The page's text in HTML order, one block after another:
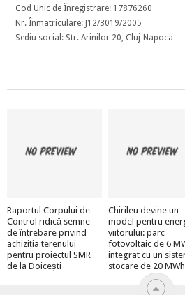
Cod Unic de Înregistrare: 17876260
Nr. Înmatriculare: J12/3019/2005
Sediu social: Str. Arinilor 20, Cluj-Napoca
Raportul Corpului de
Control ridică semne
de întrebare privind
achiziția terenului
pentru proiectul SMR
de la Doicești
Chirileu devine un
model pentru
viitorului: parc
fotovoltaic de 6
integrat cu un
stocare de 20 MWh